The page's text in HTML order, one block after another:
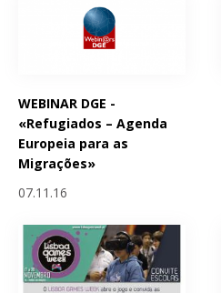
WEBINAR DGE -
«Refugiados – Agenda
Europeia para as
Migrações»
07.11.16